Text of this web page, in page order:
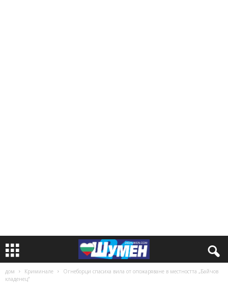
дом Криминале
Огнеборци спасиха вила от опожаряване в местността „Байчов
кладенец“